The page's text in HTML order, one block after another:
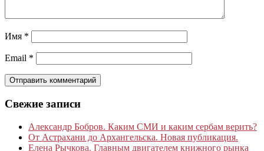
Имя *
Email *
Свежие записи
Александр Бобров. Каким СМИ и каким сербам верить?
От Астрахани до Архангельска. Новая публикация.
Елена Рычкова. Главным двигателем книжного рынка